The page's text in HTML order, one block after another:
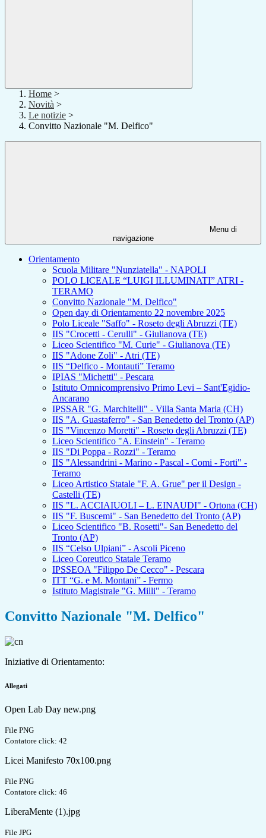
Home >
Novità >
Le notizie >
Convitto Nazionale "M. Delfico"
Menu di
navigazione
Orientamento
Scuola Militare "Nunziatella" - NAPOLI
POLO LICEALE “LUIGI ILLUMINATI” ATRI -
TERAMO
Convitto Nazionale "M. Delfico"
Open day di Orientamento 22 novembre 2025
Polo Liceale "Saffo" - Roseto degli Abruzzi (TE)
IIS "Crocetti - Cerulli" - Giulianova (TE)
Liceo Scientifico "M. Curie" - Giulianova (TE)
IIS "Adone Zoli" - Atri (TE)
IIS “Delfico - Montauti” Teramo
IPIAS "Michetti" - Pescara
Istituto Omnicomprensivo Primo Levi – Sant'Egidio-
Ancarano
IPSSAR "G. Marchitelli" - Villa Santa Maria (CH)
IIS "A. Guastaferro" - San Benedetto del Tronto (AP)
IIS "Vincenzo Moretti" - Roseto degli Abruzzi (TE)
Liceo Scientifico "A. Einstein" - Teramo
IIS "Di Poppa - Rozzi" - Teramo
IIS "Alessandrini - Marino - Pascal - Comi - Forti" -
Teramo
Liceo Artistico Statale "F. A. Grue" per il Design -
Castelli (TE)
IIS "L. ACCIAIUOLI – L. EINAUDI" - Ortona (CH)
IIS "F. Buscemi" - San Benedetto del Tronto (AP)
Liceo Scientifico "B. Rosetti"- San Benedetto del
Tronto (AP)
IIS “Celso Ulpiani” - Ascoli Piceno
Liceo Coreutico Statale Teramo
IPSSEOA "Filippo De Cecco" - Pescara
ITT “G. e M. Montani” - Fermo
Istituto Magistrale "G. Milli" - Teramo
Convitto Nazionale "M. Delfico"
Iniziative di Orientamento:
Allegati
Open Lab Day new.png
File PNG
Contatore click: 42
Licei Manifesto 70x100.png
File PNG
Contatore click: 46
LiberaMente (1).jpg
File JPG